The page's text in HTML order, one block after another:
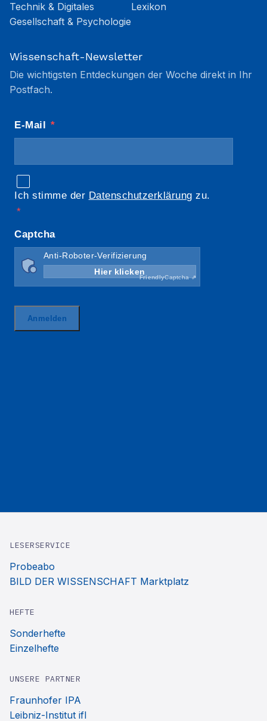
Technik & Digitales
Gesellschaft & Psychologie
Lexikon
Wissenschaft-Newsletter
Die wichtigsten Entdeckungen der Woche direkt in Ihr
Postfach.
LESERSERVICE
Probeabo
BILD DER WISSENSCHAFT Marktplatz
HEFTE
Sonderhefte
Einzelhefte
UNSERE PARTNER
Fraunhofer IPA
Leibniz-Institut ifl